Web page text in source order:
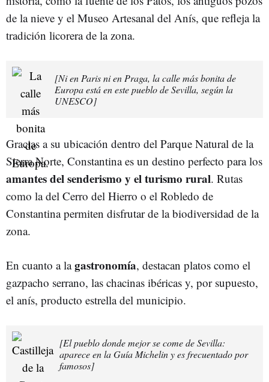
de la nieve y el Museo Artesanal del Anís, que refleja la
tradición licorera de la zona.
[Ni en Paris ni en Praga, la calle más bonita de
Europa está en este pueblo de Sevilla, según la
UNESCO]
Gracias a su ubicación dentro del Parque Natural de la
Sierra Norte, Constantina es un destino perfecto para los
amantes del senderismo y el turismo rural. Rutas
como la del Cerro del Hierro o el Robledo de
Constantina permiten disfrutar de la biodiversidad de la
zona.
En cuanto a lagastronomía, destacan platos como el
gazpacho serrano, las chacinas ibéricas y, por supuesto,
el anís, producto estrella del municipio.
[El pueblo donde mejor se come de Sevilla:
aparece en la Guía Michelin y es frecuentado por
famosos]